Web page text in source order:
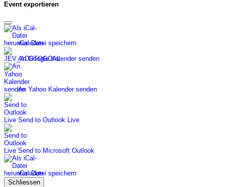
Event exportieren
iCal-Datei speichern
An Google Kalender senden
An Yahoo Kalender senden
Send to Outlook Live
Send to Microsoft Outlook
iCal-Datei speichern
Schliessen